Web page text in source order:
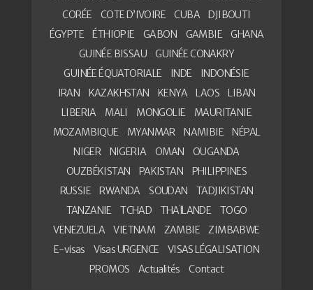
CORÉE
COTE D’IVOIRE CUBA
DJIBOUTI
ÉGYPTE
ÉTHIOPIE GABON GAMBIE
GHANA
GUINÉE BISSAU
GUINÉE CONAKRY
GUINÉE ÉQUATORIALE
INDE
INDONÉSIE
IRAN
KAZAKHSTAN KENYA LAOS
LIBAN
LIBERIA
MALI MONGOLIE
MAURITANIE
MOZAMBIQUE
MYANMAR NAMIBIE
NÉPAL
NIGER
NIGERIA OMAN
OUGANDA
OUZBÉKISTAN
PAKISTAN
PHILIPPINES
RUSSIE
RWANDA SOUDAN
TADJIKISTAN
TANZANIE
TCHAD THAÏLANDE
TOGO
VENEZUELA
VIETNAM ZAMBIE
ZIMBABWE
E-visas
Visas URGENCE
VISAS LÉGALISATION
PROMOS
Actualités Contact